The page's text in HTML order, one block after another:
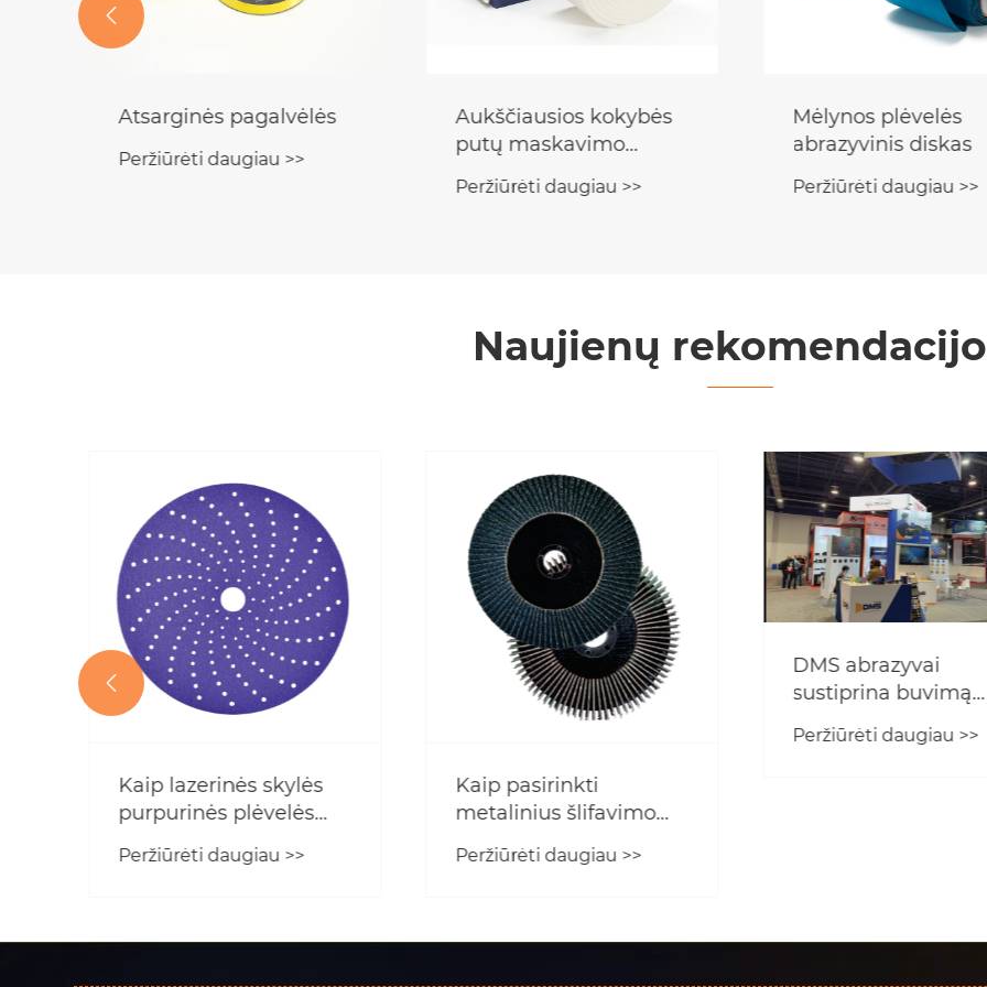
Juodieji deimantiniai
abrazyviniai diskai
Greito audinio keitimo
diskas
Peržiūrėti daugiau >>
Atsarginės
Peržiūrėti daugiau >>

Naujienų
Nuo ko reikėtų pradėti,
kai dažams atkurti
švitrinį popierių?
Peržiūrėti daugiau >>
Kaip atpažinti aukštos
kokybės vandeniui
popierių?
Peržiūrėti daugiau >>
